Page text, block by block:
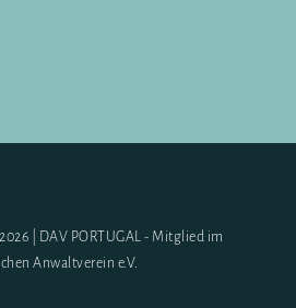
| DAV PORTUGAL - Mitglied im
Anwaltverein e.V.